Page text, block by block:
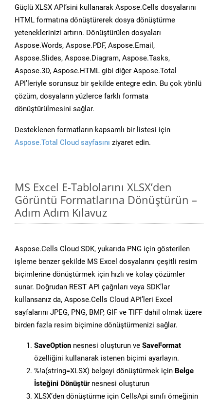
Güçlü XLSX API’sini kullanarak Aspose.Cells dosyalarını
HTML formatına dönüştürerek dosya dönüştürme
yeteneklerinizi artırın. Dönüştürülen dosyaları
Aspose.Words, Aspose.PDF, Aspose.Email,
Aspose.Slides, Aspose.Diagram, Aspose.Tasks,
Aspose.3D, Aspose.HTML gibi diğer Aspose.Total
API’leriyle sorunsuz bir şekilde entegre edin. Bu çok yönlü
çözüm, dosyaların yüzlerce farklı formata
dönüştürülmesini sağlar.
Desteklenen formatların kapsamlı bir listesi için
Aspose.Total Cloud sayfasını ziyaret edin.
MS Excel E-Tablolarını XLSX’den
Görüntü Formatlarına Dönüştürün –
Adım Adım Kılavuz
Aspose.Cells Cloud SDK, yukarıda PNG için gösterilen
işleme benzer şekilde MS Excel dosyalarını çeşitli resim
biçimlerine dönüştürmek için hızlı ve kolay çözümler
sunar. Doğrudan REST API çağrıları veya SDK’lar
kullansanız da, Aspose.Cells Cloud API’leri Excel
sayfalarını JPEG, PNG, BMP, GIF ve TIFF dahil olmak üzere
birden fazla resim biçimine dönüştürmenizi sağlar.
SaveOption nesnesi oluşturun ve SaveFormat
özelliğini kullanarak istenen biçimi ayarlayın.
%!a(string=XLSX) belgeyi dönüştürmek için Belge
İsteğini Dönüştürnesnesi oluşturun
XLSX’den dönüştürme için CellsApi sınıfı örneğinin